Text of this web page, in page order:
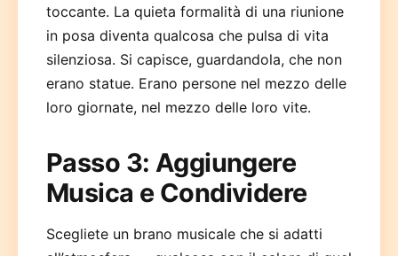
toccante. La quieta formalità di una riunione
in posa diventa qualcosa che pulsa di vita
silenziosa. Si capisce, guardandola, che non
erano statue. Erano persone nel mezzo delle
loro giornate, nel mezzo delle loro vite.
Passo 3: Aggiungere
Musica e Condividere
Scegliete un brano musicale che si adatti